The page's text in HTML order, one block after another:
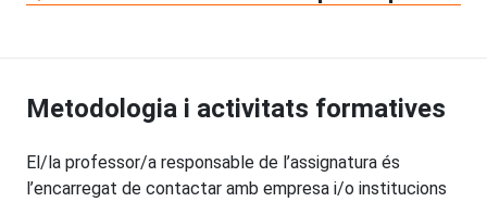
Metodologia i activitats formatives
El/la professor/a responsable de l’assignatura és
l’encarregat de contactar amb empresa i/o institucions